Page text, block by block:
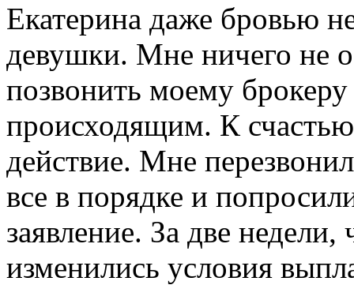
Екатерина даже бровью
девушки. Мне ничего не
позвонить моему
происходящим. К
действие. Мне
все в порядке и
заявление. За две
изменились условия